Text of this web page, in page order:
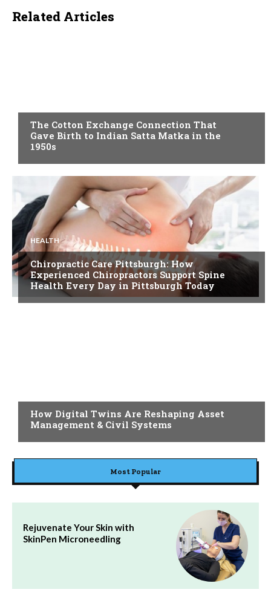
Related Articles
The Cotton Exchange Connection That
Gave Birth to Indian Satta Matka in the
1950s
HEALTH
Chiropractic Care Pittsburgh: How
Experienced Chiropractors Support Spine
Health Every Day in Pittsburgh Today
How Digital Twins Are Reshaping Asset
Management & Civil Systems
Most Popular
Rejuvenate Your Skin with
SkinPen Microneedling